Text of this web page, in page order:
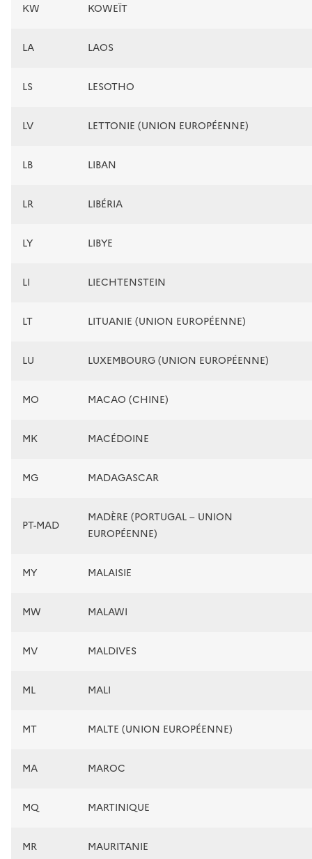
KW KOWEÏT
LA LAOS
LS LESOTHO
LV LETTONIE (UNION EUROPÉENNE)
LB LIBAN
LR LIBÉRIA
LY LIBYE
LI LIECHTENSTEIN
LT LITUANIE (UNION EUROPÉENNE)
LU LUXEMBOURG (UNION EUROPÉENNE)
MO MACAO (CHINE)
MK MACÉDOINE
MG MADAGASCAR
PT-MAD
MADÈRE (PORTUGAL – UNION
EUROPÉENNE)
MY MALAISIE
MW MALAWI
MV MALDIVES
ML MALI
MT MALTE (UNION EUROPÉENNE)
MA MAROC
MQ MARTINIQUE
MR MAURITANIE